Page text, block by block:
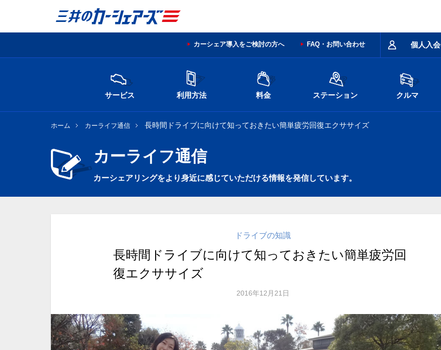
個人入会
カーシェア導入をご検討の方へ FAQ・お問い合わせ
サービス 利用方法 料金 ステーション クルマ
ホーム カーライフ通信 長時間ドライブに向けて知っておきたい簡単疲労回復エクササイズ
カーライフ通信
カーシェアリングをより身近に感じていただける情報を発信しています。
ドライブの知識
長時間ドライブに向けて知っておきたい簡単疲労回
復エクササイズ
2016年12月21日